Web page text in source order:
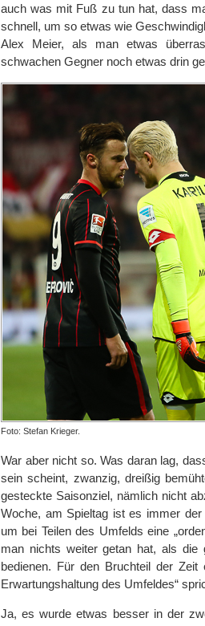
auch was mit Fuß zu tun hat, dass
schnell, um so etwas wie
Alex Meier, als man etwas
schwachen Gegner noch etwas drin
Foto: Stefan Krieger.
War aber nicht so. Was daran lag,
sein scheint, zwanzig, dreißig
gesteckte Saisonziel, nämlich nicht
Woche, am Spieltag ist es immer
um bei Teilen des Umfelds eine
man nichts weiter getan hat, als die
bedienen. Für den Bruchteil der
Erwartungshaltung des Umfeldes“
Ja, es wurde etwas besser in der